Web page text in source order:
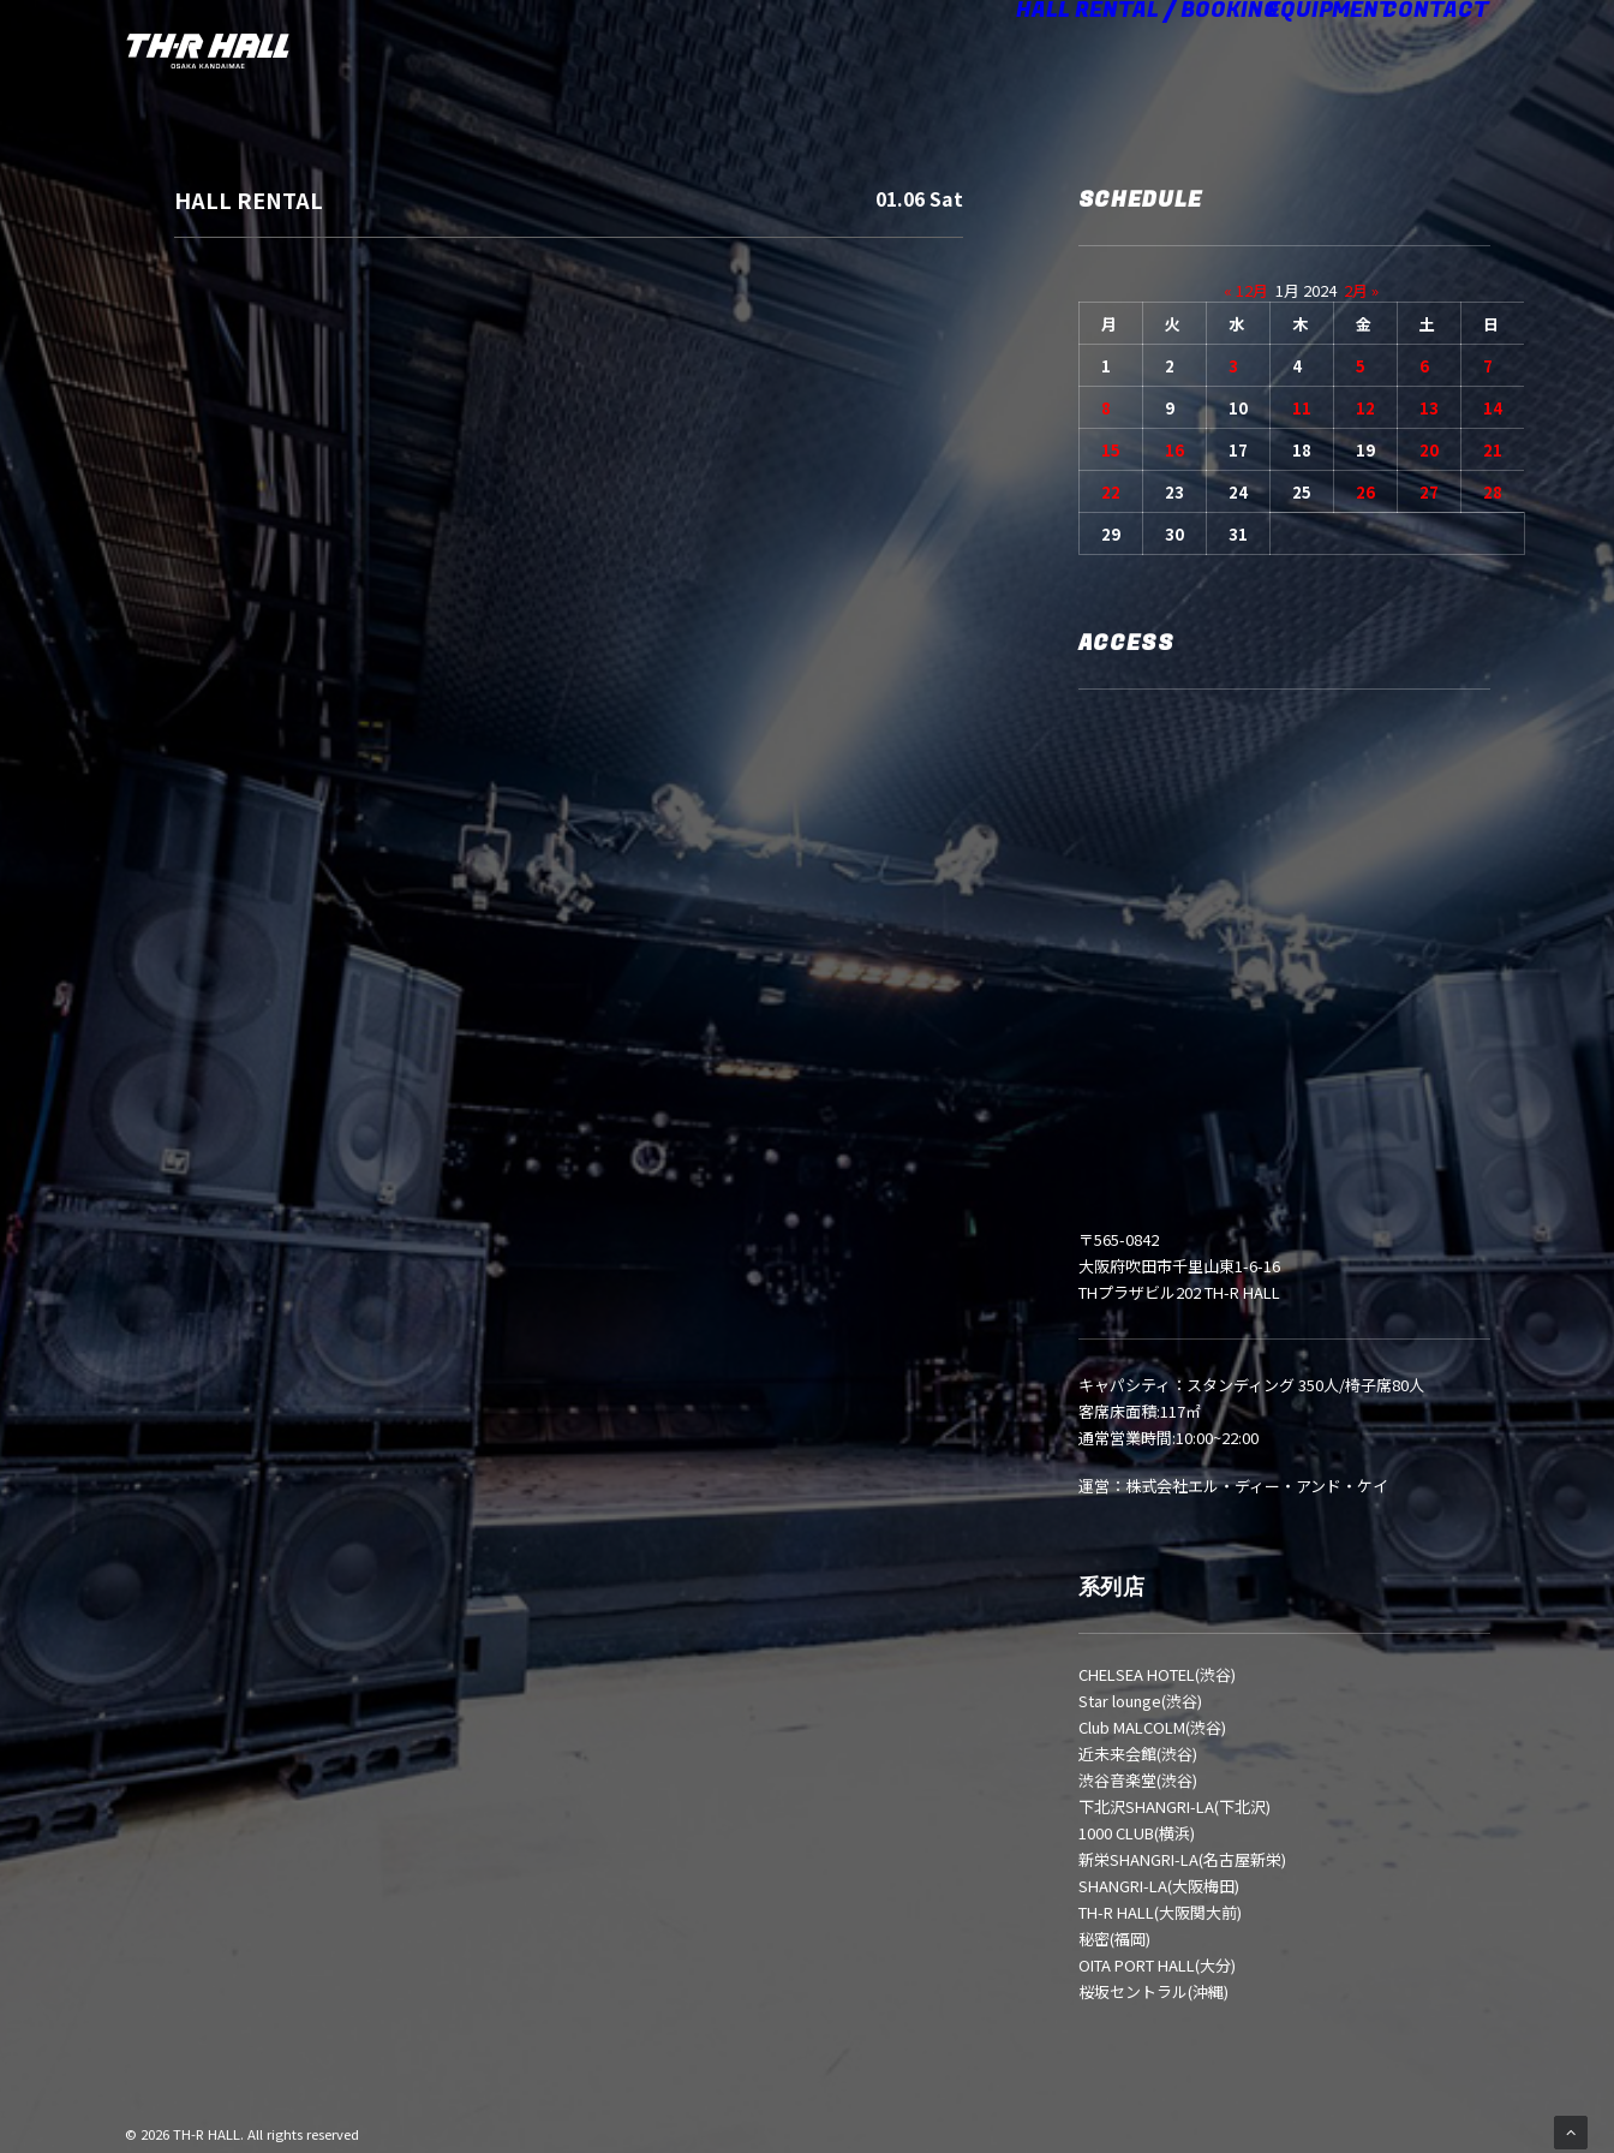
HALL RENTAL / BOOKINGEQUIPMENTCONTACT
01.06 Sat
HALL RENTAL SCHEDULE
« 12月 1月 2024 2月 »
月
火 水 木 金 土
日
1
2 3 4 5 6
7
8
9 10 11 12 13
14
15
16 17 18 19 20
21
22
23 24 25 26 27
28
29
30 31
ACCESS
〒565-0842
大阪府吹田市千里山東1-6-16
THプラザビル202 TH-R HALL
キャパシティ：スタンディング 350人/椅子席80人
客席床面積:117㎡
通常営業時間:10:00~22:00
運営：株式会社エル・ディー・アンド・ケイ
系列店
CHELSEA HOTEL(渋谷)
Star lounge(渋谷)
Club MALCOLM(渋谷)
近未来会館(渋谷)
渋谷音楽堂(渋谷)
下北沢SHANGRI-LA(下北沢)
1000 CLUB(横浜)
新栄SHANGRI-LA(名古屋新栄)
SHANGRI-LA(大阪梅田)
TH-R HALL(大阪関大前)
秘密(福岡)
OITA PORT HALL(大分)
桜坂セントラル(沖縄)
© 2026 TH-R HALL. All rights reserved